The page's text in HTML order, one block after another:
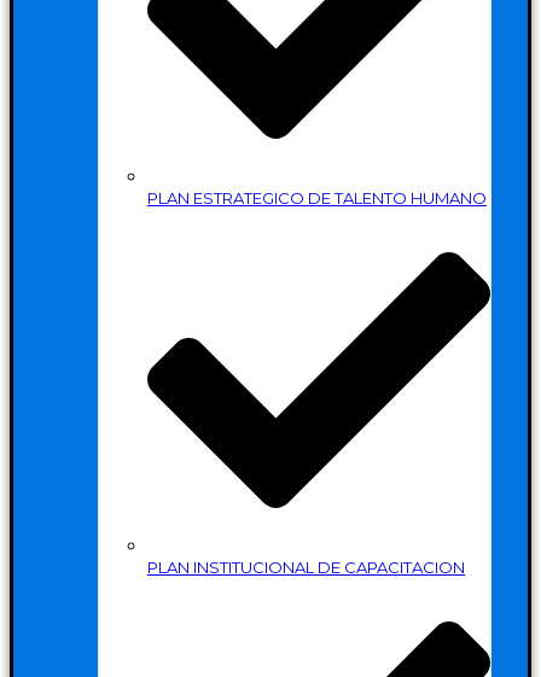
PLAN ESTRATEGICO DE TALENTO HUMANO
PLAN INSTITUCIONAL DE CAPACITACION